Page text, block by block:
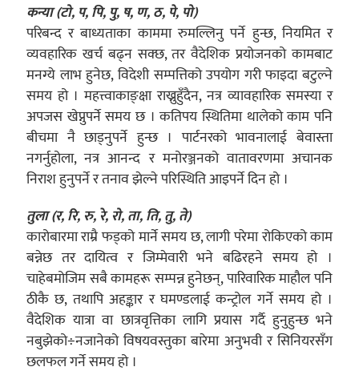
कन्या (टो, प, पि, पु, ष, ण, ठ, पे, पो)
परिबन्द र बाध्यताका काममा रुमल्लिनु पर्ने हुन्छ, नियमित र
व्यवहारिक खर्च बढ्न सक्छ, तर वैदेशिक प्रयोजनको कामबाट
मनग्ये लाभ हुनेछ, विदेशी सम्पत्तिको उपयोग गरी फाइदा बटुल्ने
समय हो । महत्त्वाकाङ्क्षा राख्नुहुँदैन, नत्र व्यावहारिक समस्या र
अपजस खेप्नुपर्ने समय छ । कतिपय स्थितिमा थालेको काम पनि
बीचमा नै छाड्नुपर्ने हुन्छ । पार्टनरको भावनालाई बेवास्ता
नगर्नुहोला, नत्र आनन्द र मनोरञ्जनको वातावरणमा अचानक
निराश हुनुपर्ने र तनाव झेल्ने परिस्थिति आइपर्ने दिन हो ।
तुला (र, रि, रु, रे, रो, ता, ति, तु, ते)
कारोबारमा राम्रै फड्को मार्ने समय छ, लागी परेमा रोकिएको काम
बन्नेछ तर दायित्व र जिम्मेवारी भने बढिरहने समय हो ।
चाहेबमोजिम सबै कामहरू सम्पन्न हुनेछन्, पारिवारिक माहौल पनि
ठीकै छ, तथापि अहङ्कार र घमण्डलाई कन्ट्रोल गर्ने समय हो ।
वैदेशिक यात्रा वा छात्रवृत्तिका लागि प्रयास गर्दै हुनुहुन्छ भने
नबुझेको÷नजानेको विषयवस्तुका बारेमा अनुभवी र सिनियरसँग
छलफल गर्ने समय हो ।